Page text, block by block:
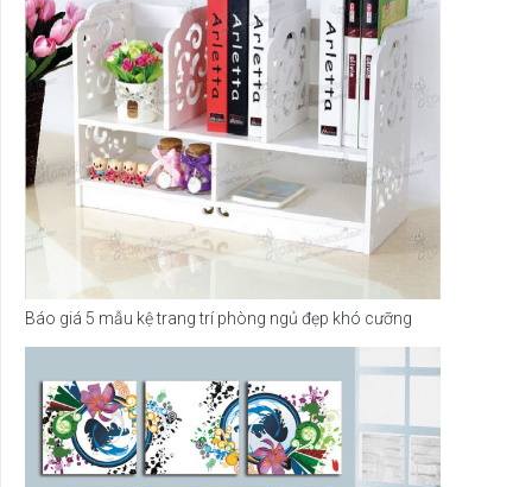
Báo giá 5 mẫu kệ trang trí phòng ngủ đẹp khó cưỡng